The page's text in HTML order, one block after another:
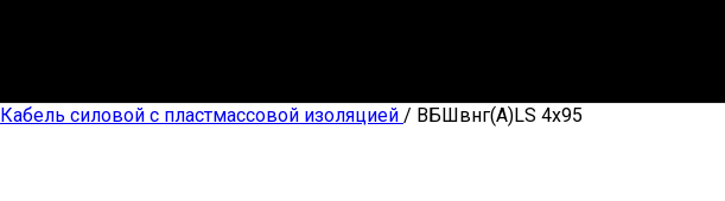
Кабель силовой с пластмассовой изоляцией / ВБШвнг(А)LS 4х95